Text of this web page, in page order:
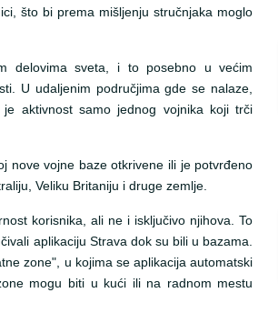
što bi prema mišljenju stručnjaka moglo
delovima sveta, i to posebno u većim
U udaljenim područjima gde se nalaze,
aktivnost samo jednog vojnika koji trči
nove vojne baze otkrivene ili je potvrđeno
Veliku Britaniju i druge zemlje.
korisnika, ali ne i isključivo njihova. To
aplikaciju Strava dok su bili u bazama.
zone", u kojima se aplikacija automatski
mogu biti u kući ili na radnom mestu